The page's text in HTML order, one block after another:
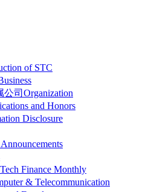
of STC
公司 Organization
and Honors
Disclosure
Finance Monthly
& Telecommunication